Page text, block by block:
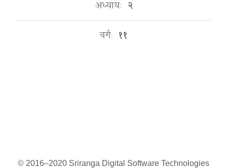
अध्यायः २
वर्गः ११
© 2016–2020 Sriranga Digital Software Technologies